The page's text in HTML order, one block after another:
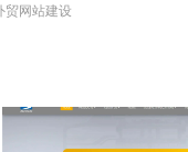
贸网站建设